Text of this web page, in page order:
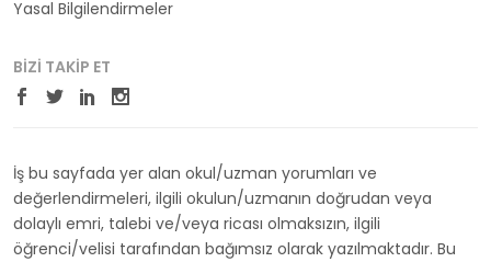
Yasal Bilgilendirmeler
BIZI TAKIP ET
İş bu sayfada yer alan okul/uzman yorumları ve
değerlendirmeleri, ilgili okulun/uzmanın doğrudan veya
dolaylı emri, talebi ve/veya ricası olmaksızın, ilgili
öğrenci/velisi tarafından bağımsız olarak yazılmaktadır. Bu